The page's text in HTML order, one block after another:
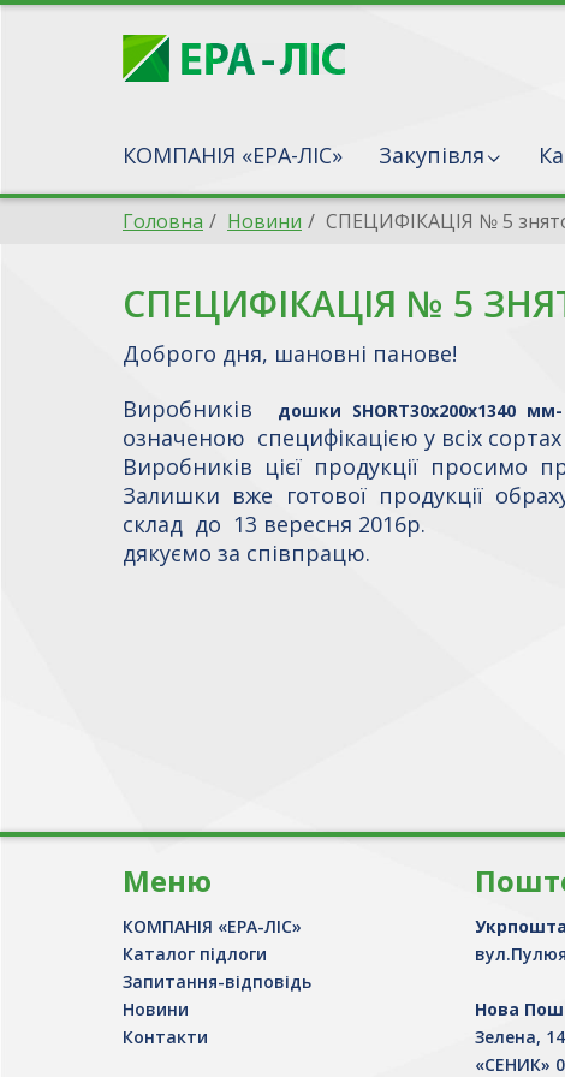
КОМПАНІЯ «ЕРА-ЛІС» Закупівля
Головна Новини СПЕЦИФІКАЦІЯ № 5
СПЕЦИФІКАЦІЯ № 5
Доброго дня, шановні панове!
Виробників
дошки SHORT30х200х1340 мм
означеною специфікацією у всіх сортах =
Виробників цієї продукції просимо
Залишки вже готової продукції
склад до 13 вересня 2016р.
дякуємо за співпрацю.
Меню
КОМПАНІЯ «ЕРА-ЛІС»
Каталог підлоги
Запитання-відповідь
Новини
Контакти
Нова
Зелена,
«СЕНИК»